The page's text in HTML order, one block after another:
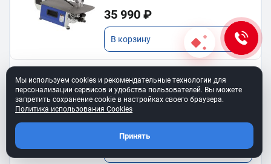
35 990 ₽
В корзину
Ремень клиновой A-450
для BELMASH TS-250SТ
550 ₽
В корзину
Мы используем cookies и рекомендательные технологии для
персонализации сервисов и удобства пользователей. Вы можете
запретить сохранение cookie в настройках своего браузера.
Политика использования Cookies
Принять